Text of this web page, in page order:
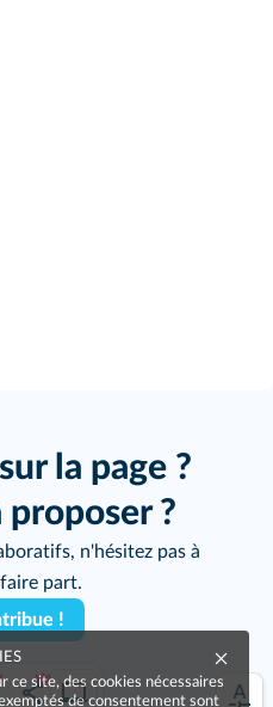
la page ?
proposer ?
n'hésitez pas à
part.
!
ce site, des cookies nécessaires
de consentement sont